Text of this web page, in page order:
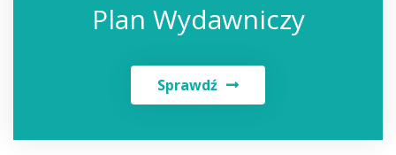
Plan Wydawniczy
Sprawdź